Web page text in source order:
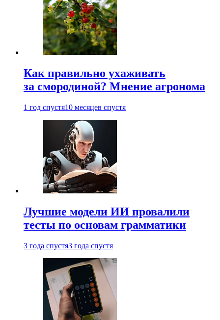
Как правильно ухаживать
за смородиной? Мнение агронома
1 год спустя10 месяцев спустя
Лучшие модели ИИ провалили
тесты по основам грамматики
3 года спустя3 года спустя